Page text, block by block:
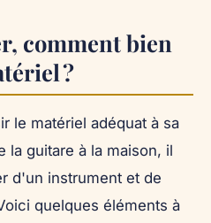
comment bien
?
le matériel adéquat à sa
la guitare à la maison, il
d'un instrument et de
quelques éléments à